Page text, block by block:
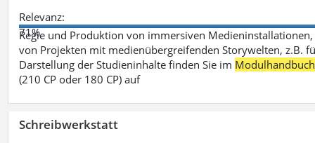
Relevanz:
71%
Regie und Produktion von immersiven
von Projekten mit medienübergreifenden Storywelten, z.B.
Darstellung der Studieninhalte finden Sie im Modulhandbuch
(210 CP oder 180 CP) auf
Schreibwerkstatt